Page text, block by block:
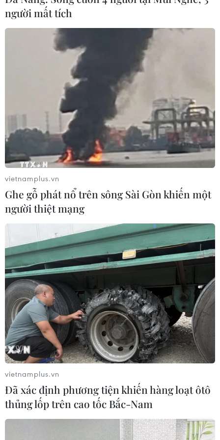
người mất tích
vietnamplus.vn
Ghe gỗ phát nổ trên sông Sài Gòn khiến một
người thiệt mạng
vietnamplus.vn
Đã xác định phương tiện khiến hàng loạt ôtô
thủng lốp trên cao tốc Bắc-Nam